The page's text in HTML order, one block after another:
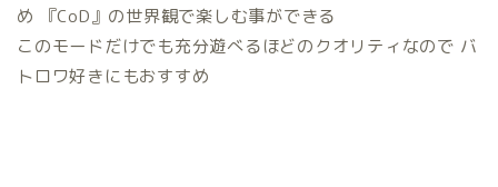
め
『CoD』の世界観で楽しむ事ができる
このモードだけでも充分遊べるほどのクオリティなので バ
トロワ好きにもおすすめ